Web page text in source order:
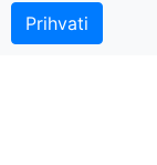
© 2018
Prihvati